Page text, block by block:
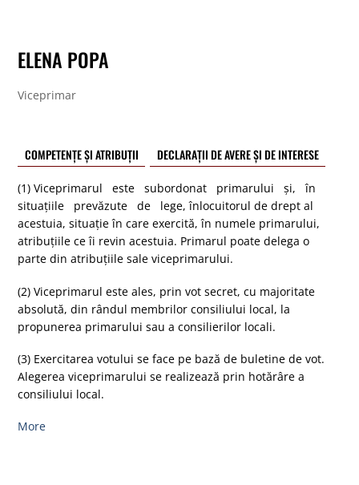
ELENA POPA
Viceprimar
COMPETENȚE ȘI ATRIBUȚII DECLARAȚII DE AVERE ȘI DE INTERESE
(1) Viceprimarul este subordonat primarului şi, în
situaţiile prevăzute de lege, înlocuitorul de drept al
acestuia, situaţie în care exercită, în numele primarului,
atribuţiile ce îi revin acestuia. Primarul poate delega o
parte din atribuţiile sale viceprimarului.
(2) Viceprimarul este ales, prin vot secret, cu majoritate
absolută, din rândul membrilor consiliului local, la
propunerea primarului sau a consilierilor locali.
(3) Exercitarea votului se face pe bază de buletine de vot.
Alegerea viceprimarului se realizează prin hotărâre a
consiliului local.
More